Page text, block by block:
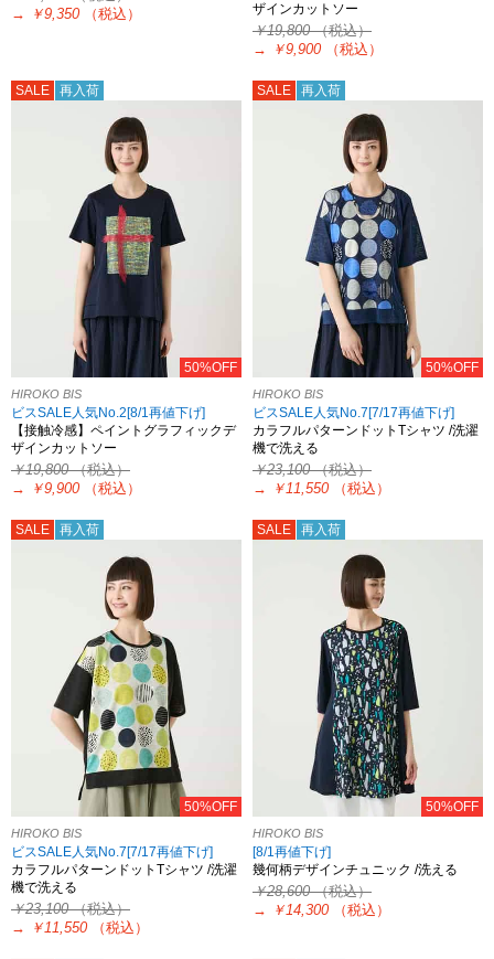
→
￥9,350 （税込） ザインカットソー
￥19,800（税込）
→
￥9,900 （税込）
SALE 再入荷
50%OFF
HIROKO BIS
ビスSALE人気No.2[8/1再値下げ]
【接触冷感】ペイントグラフィックデ
ザインカットソー
￥19,800（税込）
→
￥9,900 （税込）
SALE 再入荷
50%OFF
HIROKO BIS
ビスSALE人気No.7[7/17再値下げ]
カラフルパターンドットTシャツ /洗濯
機で洗える
￥23,100（税込）
→
￥11,550 （税込）
SALE 再入荷
50%OFF
HIROKO BIS
ビスSALE人気No.7[7/17再値下げ]
カラフルパターンドットTシャツ /洗濯
機で洗える
￥23,100（税込）
→
￥11,550 （税込）
SALE 再入荷
50%OFF
HIROKO BIS
[8/1再値下げ]
幾何柄デザインチュニック /洗える
￥28,600（税込）
→
￥14,300 （税込）